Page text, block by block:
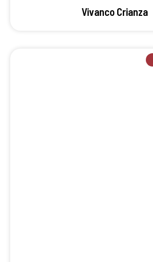
Vivanco Crianza